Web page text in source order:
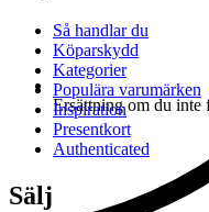
Ersättning om du inte
Så handlar du
Köparskydd
Kategorier
Populära varumärken
Inspiration
Presentkort
Authenticated
Sälj